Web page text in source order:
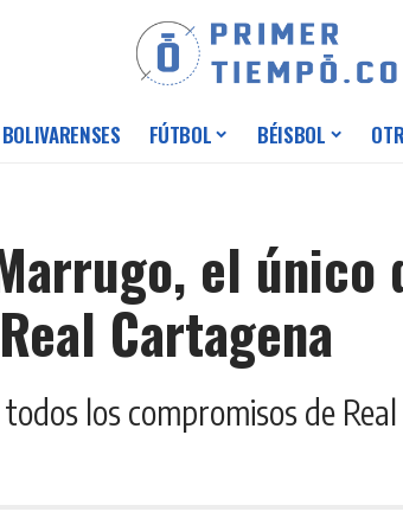
FÚTBOL BÉISBOL
el
Cartagena
los compromisos de